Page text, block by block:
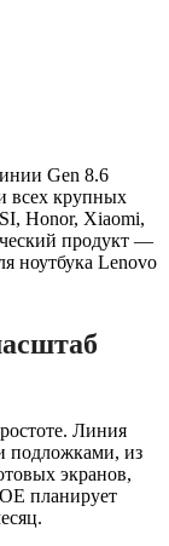
Gen 8.6
всех крупных
Honor, Xiaomi,
продукт —
ноутбука Lenovo
Линия
подложками, из
экранов,
планирует